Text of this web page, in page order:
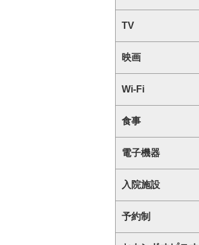
TV
映画
Wi-Fi
食事
電子機器
入院施設
予約制